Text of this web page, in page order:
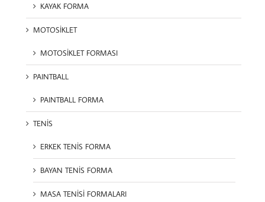
KAYAK FORMA
MOTOSİKLET
MOTOSİKLET FORMASI
PAINTBALL
PAINTBALL FORMA
TENİS
ERKEK TENİS FORMA
BAYAN TENİS FORMA
MASA TENİSİ FORMALARI